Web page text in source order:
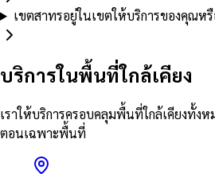
เขตสาทรอยู่ในเขตให้บริการของคุณหรื
บริการในพื้นที่ใกล้เคียง
เราให้บริการครอบคลุมพื้นที่ใกล้เคียงทั้ง
ตอนเฉพาะพื้นที่